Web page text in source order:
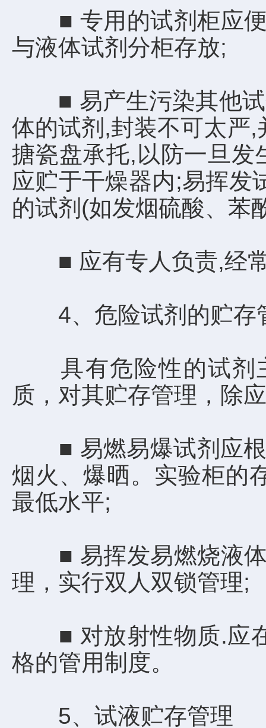
■ 专用的试剂柜应便
与液体试剂分柜存放;
■ 易产生污染其他试
体的试剂,封装不可太严
搪瓷盘承托,以防一旦发
应贮于干燥器内;易挥发
的试剂(如发烟硫酸、苯
■ 应有专人负责,经常
4、危险试剂的贮存
具有危险性的试剂主
质，对其贮存管理，除
■ 易燃易爆试剂应根
烟火、爆晒。实验柜的
最低水平;
■ 易挥发易燃烧液体
理，实行双人双锁管理;
■ 对放射性物质.应在
格的管用制度。
5、试液贮存管理